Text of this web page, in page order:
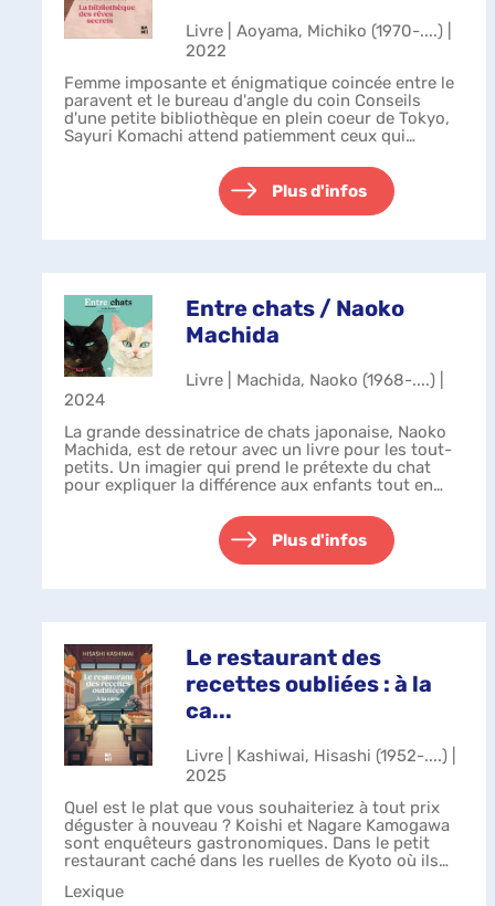
Livre | Aoyama, Michiko (1970-....) |
2022
Femme imposante et énigmatique coincée entre le
paravent et le bureau d'angle du coin Conseils
d'une petite bibliothèque en plein coeur de Tokyo,
Sayuri Komachi attend patiemment ceux qui
Plus d'infos
Entre chats / Naoko
Machida
Livre | Machida, Naoko (1968-....) |
2024
La grande dessinatrice de chats japonaise, Naoko
Machida, est de retour avec un livre pour les tout-
petits. Un imagier qui prend le prétexte du chat
pour expliquer la différence aux enfants tout en
Plus d'infos
Le restaurant des
recettes oubliées : à la
ca...
Livre | Kashiwai, Hisashi (1952-....) |
2025
Quel est le plat que vous souhaiteriez à tout prix
déguster à nouveau ? Koishi et Nagare Kamogawa
sont enquêteurs gastronomiques. Dans le petit
restaurant caché dans les ruelles de Kyoto où ils
Lexique